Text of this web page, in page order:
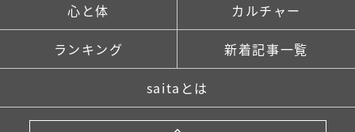
心と体 カルチャー
ランキング 新着記事一覧
saitaとは